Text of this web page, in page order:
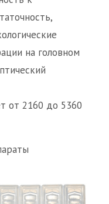
на головном
от 2160 до 5360